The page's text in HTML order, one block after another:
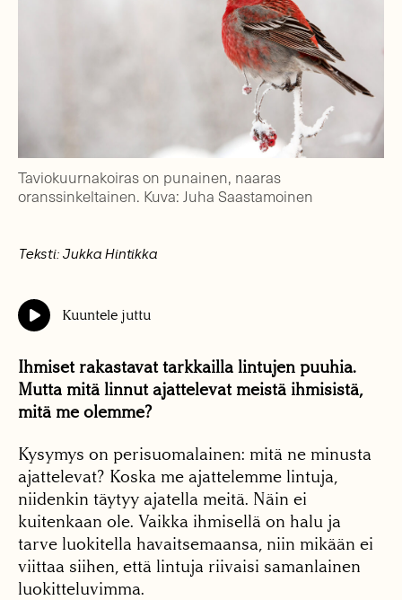
Taviokuurnakoiras on punainen, naaras
oranssinkeltainen. Kuva: Juha Saastamoinen
Teksti: Jukka Hintikka
Kuuntele juttu
Ihmiset rakastavat tarkkailla lintujen puuhia.
Mutta mitä linnut ajattelevat meistä ihmisistä,
mitä me olemme?
Kysymys on perisuomalainen: mitä ne minusta
ajattelevat? Koska me ajattelemme lintuja,
niidenkin täytyy ajatella meitä. Näin ei
kuitenkaan ole. Vaikka ihmisellä on halu ja
tarve luokitella havaitsemaansa, niin mikään ei
viittaa siihen, että lintuja riivaisi samanlainen
luokitteluvimma.